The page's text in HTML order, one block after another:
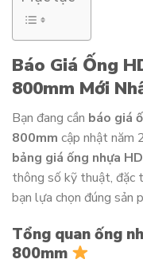
Báo Giá Ống
800mm Mới
Bạn đang cần báo giá
800mm cập nhật năm
bảng giá ống nhựa
thông số kỹ thuật, đặc
bạn lựa chọn đúng sản
Tổng quan ống
800mm